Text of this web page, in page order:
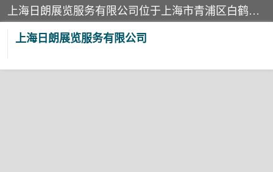
上海日朗展览服务有限公司位于上海市青浦区白鹤镇，营业范围有展览展示会务服务，室内装饰设计及施工，展示道具设计制作，舞台设计，图文设计，灯箱制作，园林绿化工程，广告装潢材料，建筑材料，办公用品，工艺礼品日用百货销售。
上海日朗展览服务有限公司